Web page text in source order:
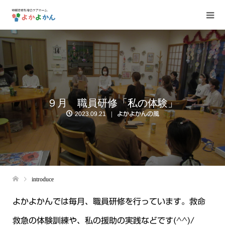
９月 職員研修「私の体験」
2023.09.21 よかよかんの風
introduce
よかよかんでは毎月、職員研修を行っています。 救命
救急の体験訓練や、私の援助の実践などです(^^)/